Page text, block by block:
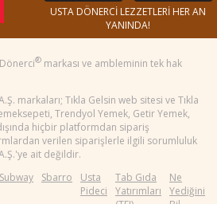
USTA DÖNERCİ LEZZETLERİ HER AN
YANINDA!
® markası ve ambleminin tek hak
markaları; Tıkla Gelsin web sitesi ve Tıkla
Trendyol Yemek, Getir Yemek,
hiçbir platformdan sipariş
verilen siparişlerle ilgili sorumluluk
ait değildir.
Subway Sbarro
Usta
Pideci
Tab Gıda
Yatırımları
Ne
Yediğini